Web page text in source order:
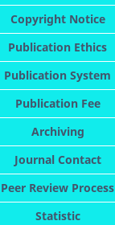
Copyright Notice
Publication Ethics
Publication System
Publication Fee
Archiving
Journal Contact
Peer Review Process
Statistic